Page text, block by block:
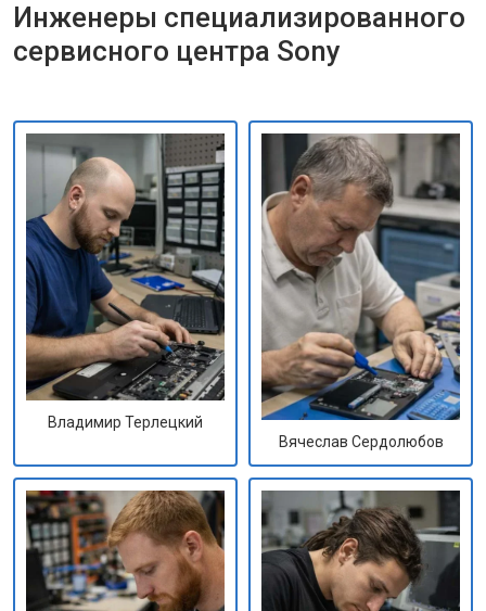
Инженеры специализированного
сервисного центра Sony
Владимир Терлецкий
Вячеслав Сердолюбов